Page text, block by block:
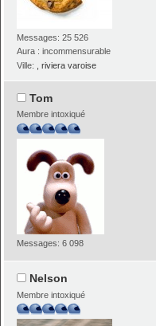
Messages: 25 526
Aura : incommensurable
Ville:
, riviera varoise
Tom
Membre intoxiqué
Messages: 6 098
Nelson
Membre intoxiqué